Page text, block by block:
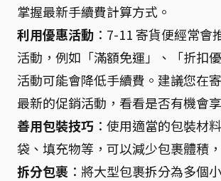
掌握最新手續費計算方式。
利用優惠活動 ：7-11 寄貨便經常會
活動，例如「滿額免運」、「折扣
活動可能會降低手續費。建議您在
最新的促銷活動，看看是否有機會
善用包裝技巧 ：使用適當的包裝材
袋、填充物等，可以減少包裹體積
拆分包裹 ：將大型包裹拆分為多個